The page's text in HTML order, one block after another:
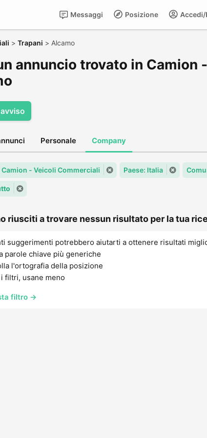
Posizione
Messaggi
> Trapani > Alcamo
annuncio trovato in Camion
Personale Company
- Veicoli Commerciali Paese: Italia
riusciti a trovare nessun risultato per la tua
suggerimenti potrebbero aiutarti a ottenere risultati
parole chiave più generiche
l'ortografia della posizione
filtri, usane meno
filtro →